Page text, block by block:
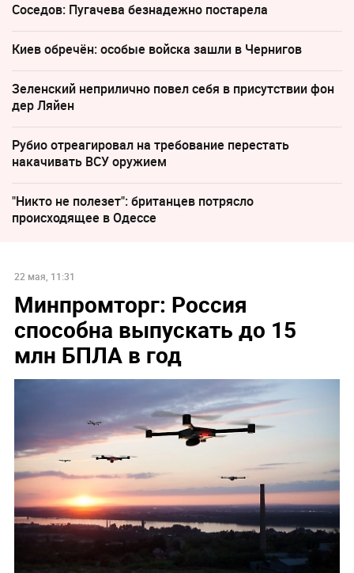
Соседов: Пугачева безнадежно постарела
Киев обречён: особые войска зашли в Чернигов
Зеленский неприлично повел cебя в присутствии фон
дер Ляйен
Рубио отреагировал на требование перестать
накачивать ВСУ оружием
"Никто не полезет": британцев потрясло
происходящее в Одессе
22 мая, 11:31
Минпромторг: Россия
способна выпускать до 15
млн БПЛА в год